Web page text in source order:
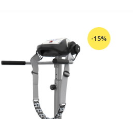
-15%